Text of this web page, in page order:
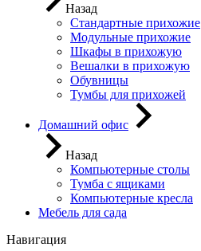
Назад
Стандартные прихожие
Модульные прихожие
Шкафы в прихожую
Вешалки в прихожую
Обувницы
Тумбы для прихожей
Домашний офис
Назад
Компьютерные столы
Тумба с ящиками
Компьютерные кресла
Мебель для сада
Навигация